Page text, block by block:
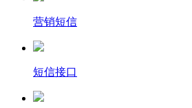
营销短信
短信接口